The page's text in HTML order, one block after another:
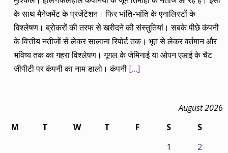
के साथ मैनेजमेंट के प्रजेंटेशन। फिर भांति-भांति के एनालिस्टों के
विश्लेषण। ब्रोकरों की तरफ से खरीदने की संस्तुतियां। सबके पीछे कंपनी
के वित्तीय नतीजों से लेकर सालाना रिपोर्ट तक। भूत से लेकर वर्तमान और
भविष्य तक का गहरा विश्लेषण। गूगल के जेमिनाई या ओपन एआई के चैट
जीपीटी पर कंपनी का नाम डालो। कंपनी […]
August 2026
M
T W T F S
S
1
2